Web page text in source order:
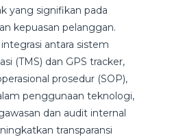
yang signifikan pada
kepuasan pelanggan.
antara sistem
(TMS) dan GPS tracker,
prosedur (SOP),
penggunaan teknologi,
dan audit internal
transparansi